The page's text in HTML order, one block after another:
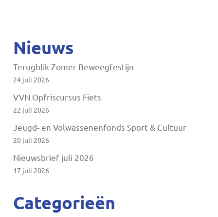
Nieuws
Terugblik Zomer Beweegfestijn
24 juli 2026
VVN Opfriscursus Fiets
22 juli 2026
Jeugd- en Volwassenenfonds Sport & Cultuur
20 juli 2026
Nieuwsbrief juli 2026
17 juli 2026
Categorieën